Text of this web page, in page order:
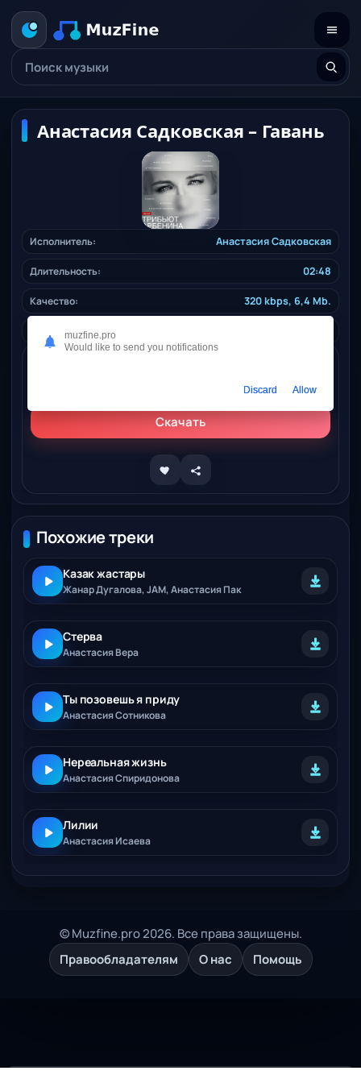
Анастасия Садковская – Гавань
Исполнитель: Анастасия Садковская
Длительность: 02:48
Качество: 320 kbps, 6,4 Mb.
Скачать
Похожие треки
Казак жастары
Жанар Дугалова, JAM, Анастасия Пак
Стерва
Анастасия Вера
Ты позовешь я приду
Анастасия Сотникова
Нереальная жизнь
Анастасия Спиридонова
Лилии
Анастасия Исаева
© Muzfine.pro 2026. Все права защищены.
Правообладателям
О нас Помощь
muzfine.pro
Would like to send you notifications
Discard Allow